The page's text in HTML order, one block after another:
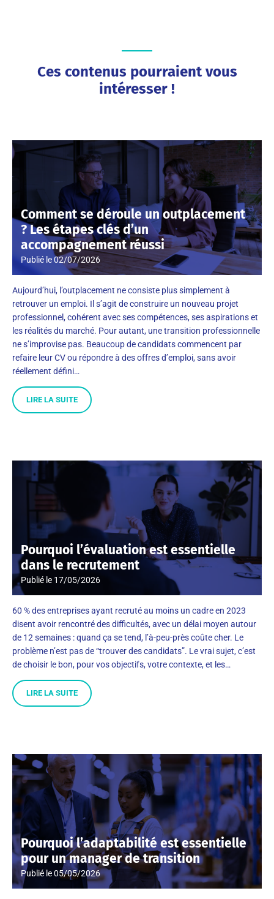
Ces contenus pourraient vous
intéresser !
Comment se déroule un outplacement
? Les étapes clés d’un
accompagnement réussi
Publié le02/07/2026
Aujourd’hui, l’outplacement ne consiste plus simplement à
retrouver un emploi. Il s’agit de construire un nouveau projet
professionnel, cohérent avec ses compétences, ses aspirations et
les réalités du marché. Pour autant, une transition professionnelle
ne s’improvise pas. Beaucoup de candidats commencent par
refaire leur CV ou répondre à des offres d’emploi, sans avoir
réellement défini…
LIRE LA SUITE
Pourquoi l’évaluation est essentielle
dans le recrutement
Publié le 17/05/2026
60 % des entreprises ayant recruté au moins un cadre en 2023
disent avoir rencontré des difficultés, avec un délai moyen autour
de 12 semaines : quand ça se tend, l’à-peu-près coûte cher. Le
problème n’est pas de “trouver des candidats”. Le vrai sujet, c’est
de choisir le bon, pour vos objectifs, votre contexte, et les…
LIRE LA SUITE
Pourquoi l’adaptabilité est essentielle
pour un manager de transition
Publié le05/05/2026